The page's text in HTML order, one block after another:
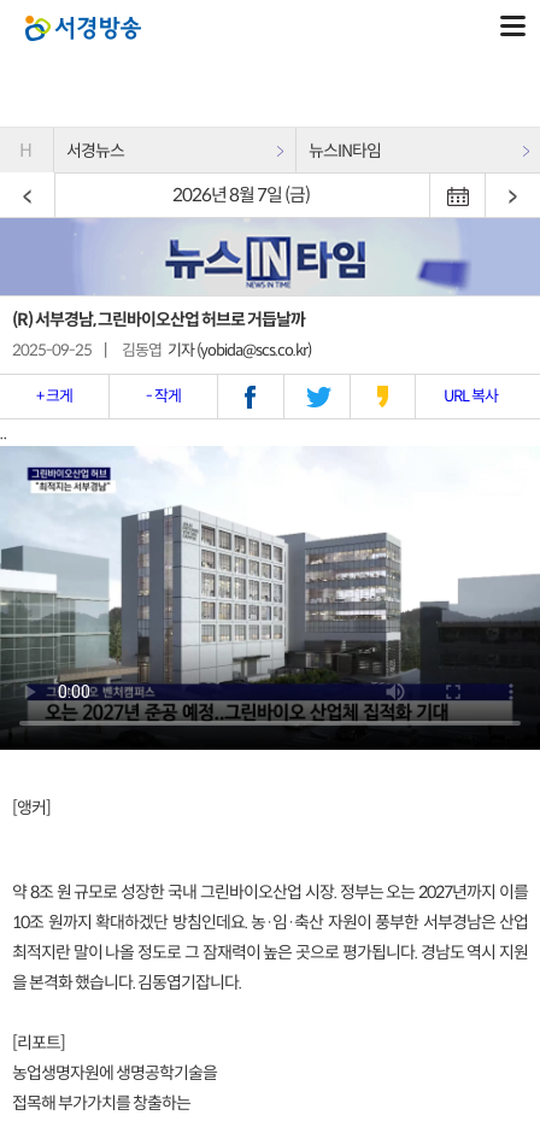
H 서경뉴스 뉴스IN타임
2026년 8월 7일 (금)
(R) 서부경남, 그린바이오산업 허브로 거듭날까
2025-09-25 김동엽 기자 (yobida@scs.co.kr)
+ 크게 - 작게 URL 복사
..
[앵커]
약 8조 원 규모로 성장한 국내 그린바이오산업 시장. 정부는 오는 2027년까지 이를
10조 원까지 확대하겠단 방침인데요. 농·임·축산 자원이 풍부한 서부경남은 산업
최적지란 말이 나올 정도로 그 잠재력이 높은 곳으로 평가됩니다. 경남도 역시 지원
을 본격화 했습니다. 김동엽기잡니다.
[리포트]
농업생명자원에 생명공학기술을
접목해 부가가치를 창출하는